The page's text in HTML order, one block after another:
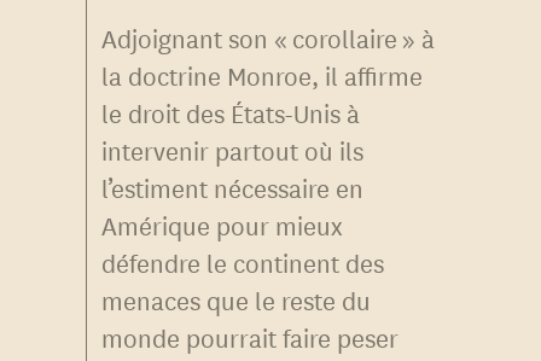
Adjoignant son « corollaire » à
la doctrine Monroe, il affirme
le droit des États-Unis à
intervenir partout où ils
l’estiment nécessaire en
Amérique pour mieux
défendre le continent des
menaces que le reste du
monde pourrait faire peser